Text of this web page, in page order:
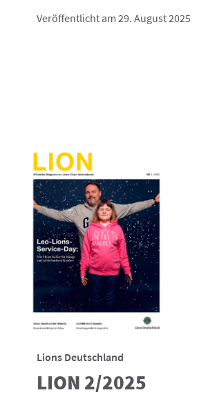
Veröffentlicht am 29. August 2025
Lions Deutschland
LION 2/2025